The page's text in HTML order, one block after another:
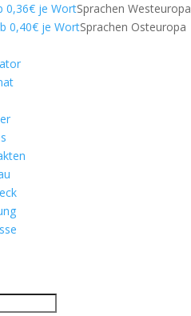
0,36€ je WortSprachen Westeuropa
0,40€ je WortSprachen Osteuropa